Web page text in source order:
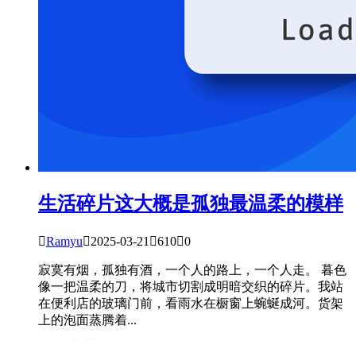
生活碎片这大概是孤独最温柔的模样
Ramyu2025-03-21 6100
寂寞有烟，孤独有酒，一个人的路上，一个人走。 暮色
像一把温柔的刀，将城市切割成明暗交织的碎片。我站
在便利店的玻璃门前，看雨水在橱窗上蜿蜒成河。货架
上的泡面蒸腾着...